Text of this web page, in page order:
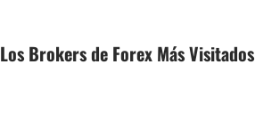
Los Brokers de Forex Más Visitados